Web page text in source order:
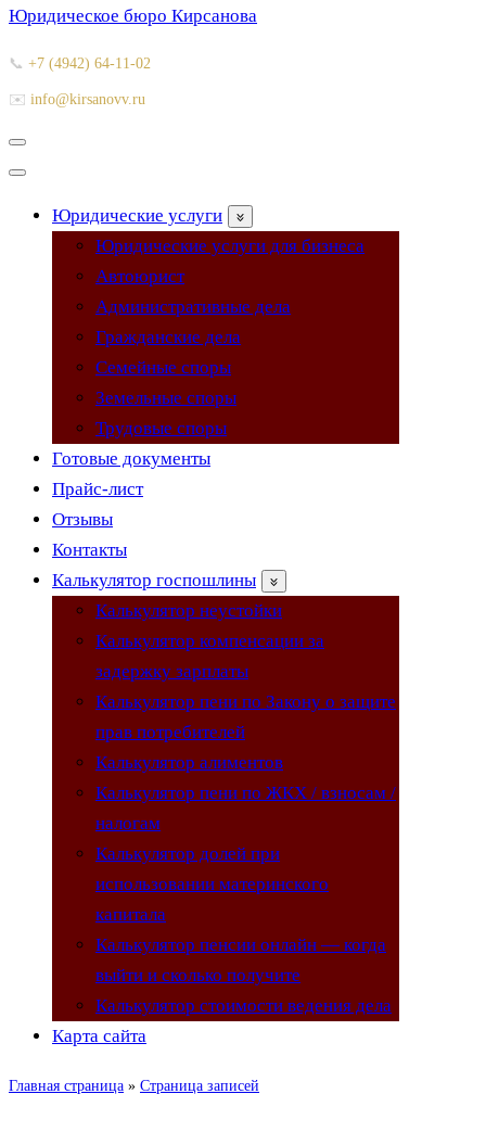
Юридическое бюро Кирсанова
📞 +7 (4942) 64-11-02
✉️ info@kirsanovv.ru
Меню
навигации
Меню
Юридические услуги
Юридические услуги для бизнеса
Автоюрист
Административные дела
Гражданские дела
Семейные споры
Земельные споры
Трудовые споры
Готовые документы
Прайс-лист
Отзывы
Контакты
Калькулятор госпошлины
Калькулятор неустойки
Калькулятор компенсации за
задержку зарплаты
Калькулятор пени по Закону о защите
прав потребителей
Калькулятор алиментов
Калькулятор пени по ЖКХ / взносам /
налогам
Калькулятор долей при
использовании материнского
капитала
Калькулятор пенсии онлайн — когда
выйти и сколько получите
Калькулятор стоимости ведения дела
Карта сайта
Главная страница » Страница записей